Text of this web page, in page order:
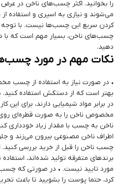
می‌شوند و نیازی به اسپری و
کردن سریع این چسب‌ها نیست. با توجه
چسب‌های ناخن، بسیار مهم است که با
دهید.
نکات مهم در مورد
• در صورت نیاز به استفاده از چسب
بهتر است که از دستکش استفاده
در برابر مواد شیمیایی دارند، برای
مخصوص ناخن را به صورت قطره‌ای روی
ناخن به چسب با مقدار زیاد خودداری
اطراف ناخن مصنوعی بیرون می‌زند و
چسب ناخن را قبل از خرید بررسی
برندهای متفرقه تولید شده‌اند،
مورد تایید نیست. • در صورتی که
کرد، حتما پوست را بشویید تا باعث